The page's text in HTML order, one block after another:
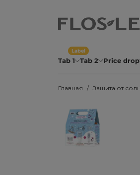
Tab 1 Tab 2
Label
Price drop
Главная Защита от